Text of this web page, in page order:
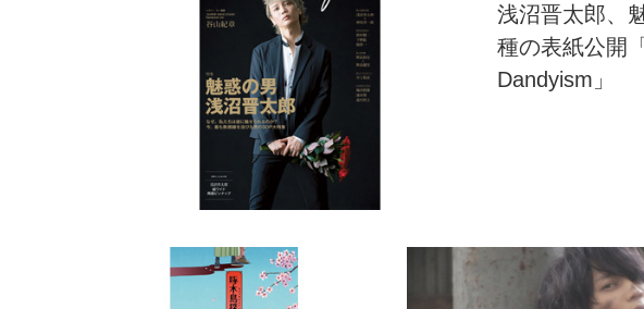
浅沼晋太郎、
種の表紙公開
Dandyism」